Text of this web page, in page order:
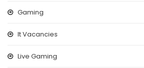
Gaming
It Vacancies
Live Gaming